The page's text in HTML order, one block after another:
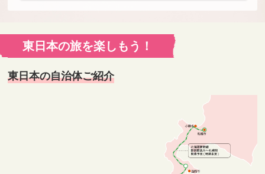
東日本の旅を楽しもう！
東日本の自治体ご紹介